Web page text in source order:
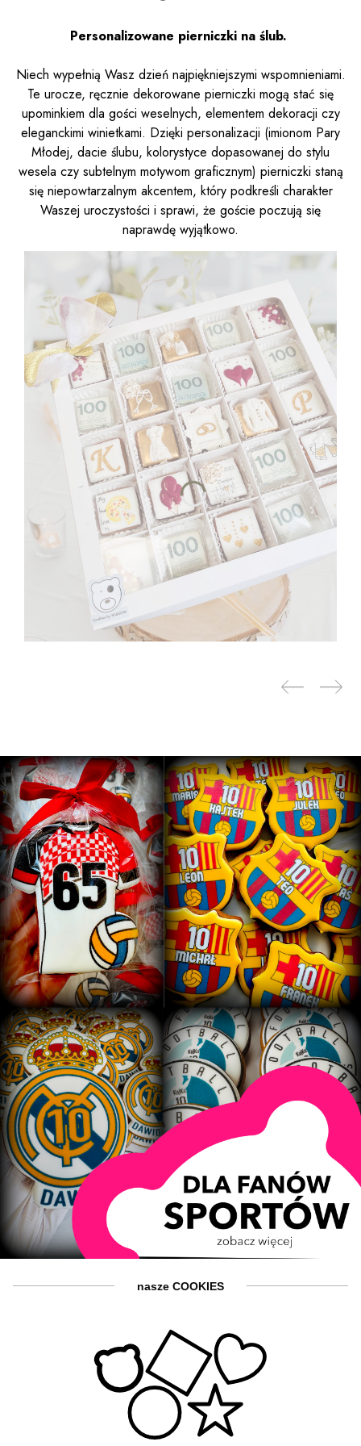
Personalizowane pierniczki na ślub.
Niech wypełnią Wasz dzień najpiękniejszymi wspomnieniami.
Te urocze, ręcznie dekorowane pierniczki mogą stać się
upominkiem dla gości weselnych, elementem dekoracji czy
eleganckimi winietkami. Dzięki personalizacji (imionom Pary
Młodej, dacie ślubu, kolorystyce dopasowanej do stylu
wesela czy subtelnym motywom graficznym) pierniczki staną
się niepowtarzalnym akcentem, który podkreśli charakter
Waszej uroczystości i sprawi, że goście poczują się
naprawdę wyjątkowo.
nasze COOKIES